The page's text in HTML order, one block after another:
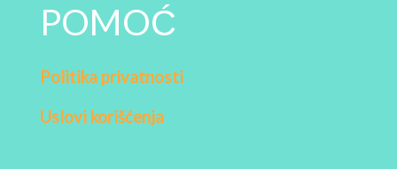
POMOĆ
Politika privatnosti
Uslovi korišćenja